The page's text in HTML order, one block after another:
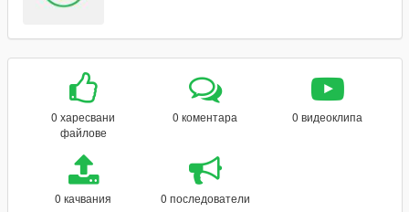
0 харесвани
файлове
0 коментара 0 видеоклипа
0 качвания 0 последователи